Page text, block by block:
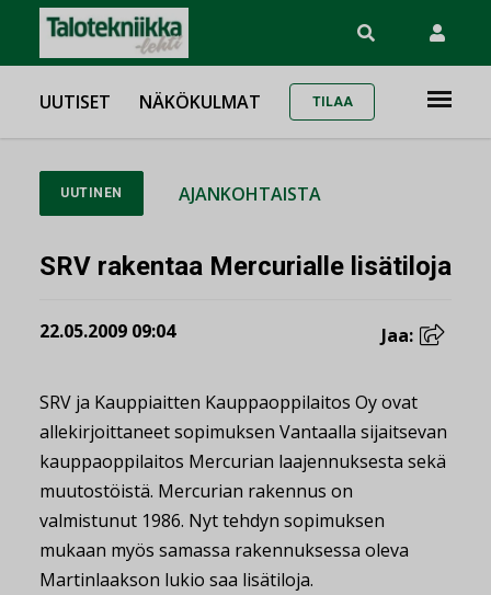
UUTISET NÄKÖKULMAT TILAA
UUTINEN AJANKOHTAISTA
SRV rakentaa Mercurialle lisätiloja
22.05.2009 09:04 Jaa:
SRV ja Kauppiaitten Kauppaoppilaitos Oy ovat
allekirjoittaneet sopimuksen Vantaalla sijaitsevan
kauppaoppilaitos Mercurian laajennuksesta sekä
muutostöistä. Mercurian rakennus on
valmistunut 1986. Nyt tehdyn sopimuksen
mukaan myös samassa rakennuksessa oleva
Martinlaakson lukio saa lisätiloja.